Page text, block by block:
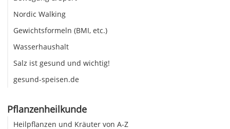
Nordic Walking
Gewichtsformeln (BMI, etc.)
Wasserhaushalt
Salz ist gesund und wichtig!
gesund-speisen.de
Pflanzenheilkunde
Heilpflanzen und Kräuter von A-Z